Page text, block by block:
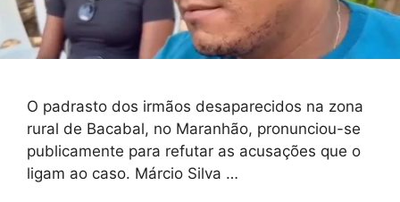
O padrasto dos irmãos desaparecidos na zona
rural de Bacabal, no Maranhão, pronunciou-se
publicamente para refutar as acusações que o
ligam ao caso. Márcio Silva …